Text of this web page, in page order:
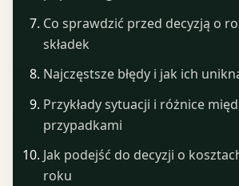
Co sprawdzić przed decyzją o
składek
Najczęstsze błędy i jak ich
Przykłady sytuacji i różnice
przypadkami
Jak podejść do decyzji o
roku